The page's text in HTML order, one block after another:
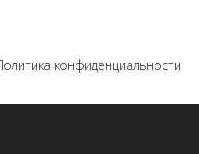
конфиденциальности